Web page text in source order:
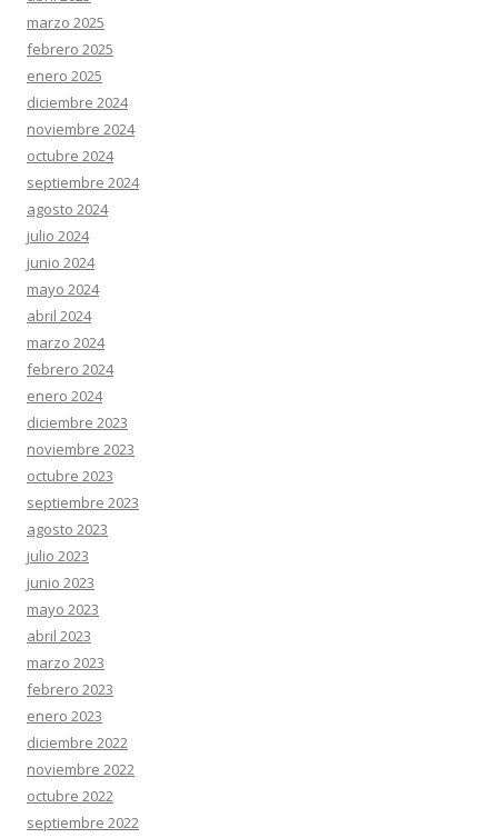
marzo 2025
febrero 2025
enero 2025
diciembre 2024
noviembre 2024
octubre 2024
septiembre 2024
agosto 2024
julio 2024
junio 2024
mayo 2024
abril 2024
marzo 2024
febrero 2024
enero 2024
diciembre 2023
noviembre 2023
octubre 2023
septiembre 2023
agosto 2023
julio 2023
junio 2023
mayo 2023
abril 2023
marzo 2023
febrero 2023
enero 2023
diciembre 2022
noviembre 2022
octubre 2022
septiembre 2022